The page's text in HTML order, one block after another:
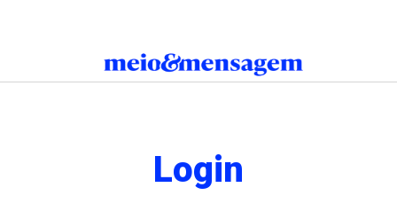
Login